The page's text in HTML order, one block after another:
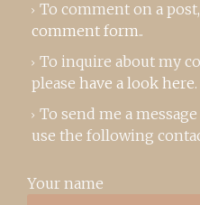
To comment on a post,
comment form..
To inquire about my
please have a look here.
To send me a
use the following
Your name